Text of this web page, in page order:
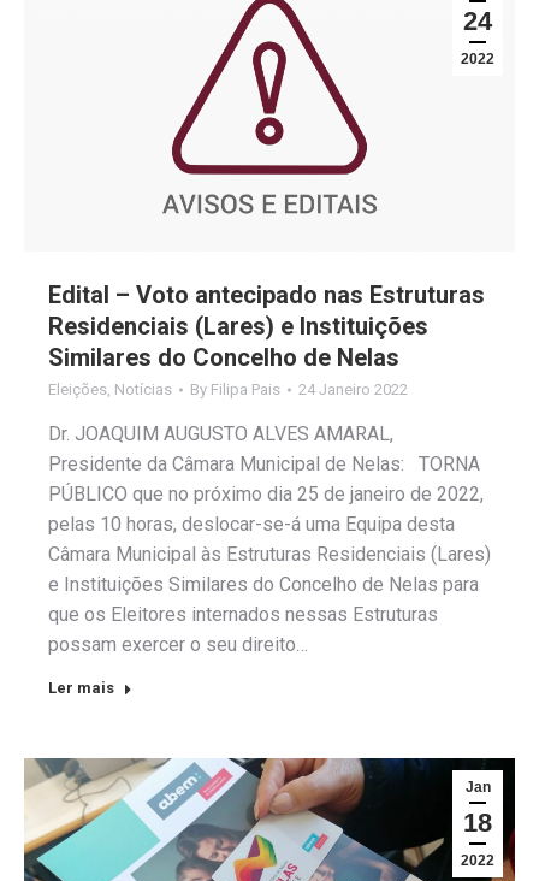
24
2022
Edital – Voto antecipado nas Estruturas
Residenciais (Lares) e Instituições
Similares do Concelho de Nelas
Eleições Notícias By Filipa Pais 24 Janeiro 2022
Dr. JOAQUIM AUGUSTO ALVES AMARAL,
Presidente da Câmara Municipal de Nelas: TORNA
PÚBLICO que no próximo dia 25 de janeiro de 2022,
pelas 10 horas, deslocar-se-á uma Equipa desta
Câmara Municipal às Estruturas Residenciais (Lares)
e Instituições Similares do Concelho de Nelas para
que os Eleitores internados nessas Estruturas
possam exercer o seu direito…
Ler mais
Jan
18
2022